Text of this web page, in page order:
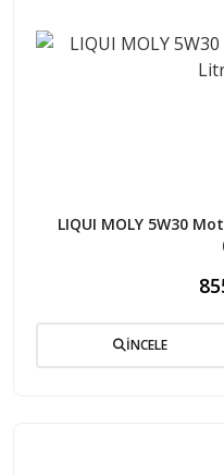
LIQUI MOLY 5W30
İNCELE